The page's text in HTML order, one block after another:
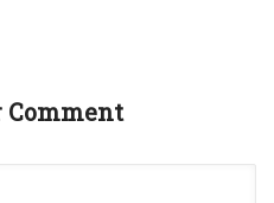
Comment